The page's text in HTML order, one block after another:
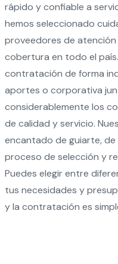
rápido y confiable a
hemos seleccionado
proveedores de
cobertura en todo el
contratación de forma
aportes o corporativa
considerablemente los
de calidad y servicio.
encantado de guiarte, de
proceso de selección y
Puedes elegir entre
tus necesidades y
y la contratación es